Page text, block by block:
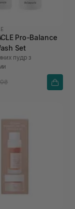
Pro-Balance
Set
пудр з